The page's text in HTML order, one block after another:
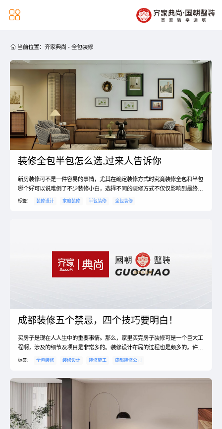

 当前位置： 齐家典尚 - 全包装修
装修全包半包怎么选,过来人告诉你
新房装修可不是一件容易的事情，尤其在确定装修方式时究竟装修全包和半包
哪个好可以说难倒了不少装修小白，选择不同的装修方式不仅仅影响到最终的
价格还会影响到装修质量，于是在装修之前尽可能的多了解下装修方面相关知
标签： 装修设计 家庭装修 半包装修 全包装修
成都装修五个禁忌，四个技巧要明白！
买房子是现在人人生中的重要事情。那么，家里买完房子装修可是一个巨大工
程啊，涉及的细节及项目是非常多的。装修设计布局的过程也是颇多的。许多
装修完房子的业主也纷纷感到了后悔，为什么自己的家装修完毕，却还存在着
雨那几天加一起也只有两个多星期。夏季装修一定要避开下雨的...
标签： 全包装修 装修设计 装修施工 成都装修公司